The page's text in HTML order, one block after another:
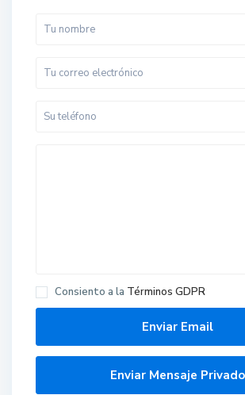
Consiento a la Términos GDPR